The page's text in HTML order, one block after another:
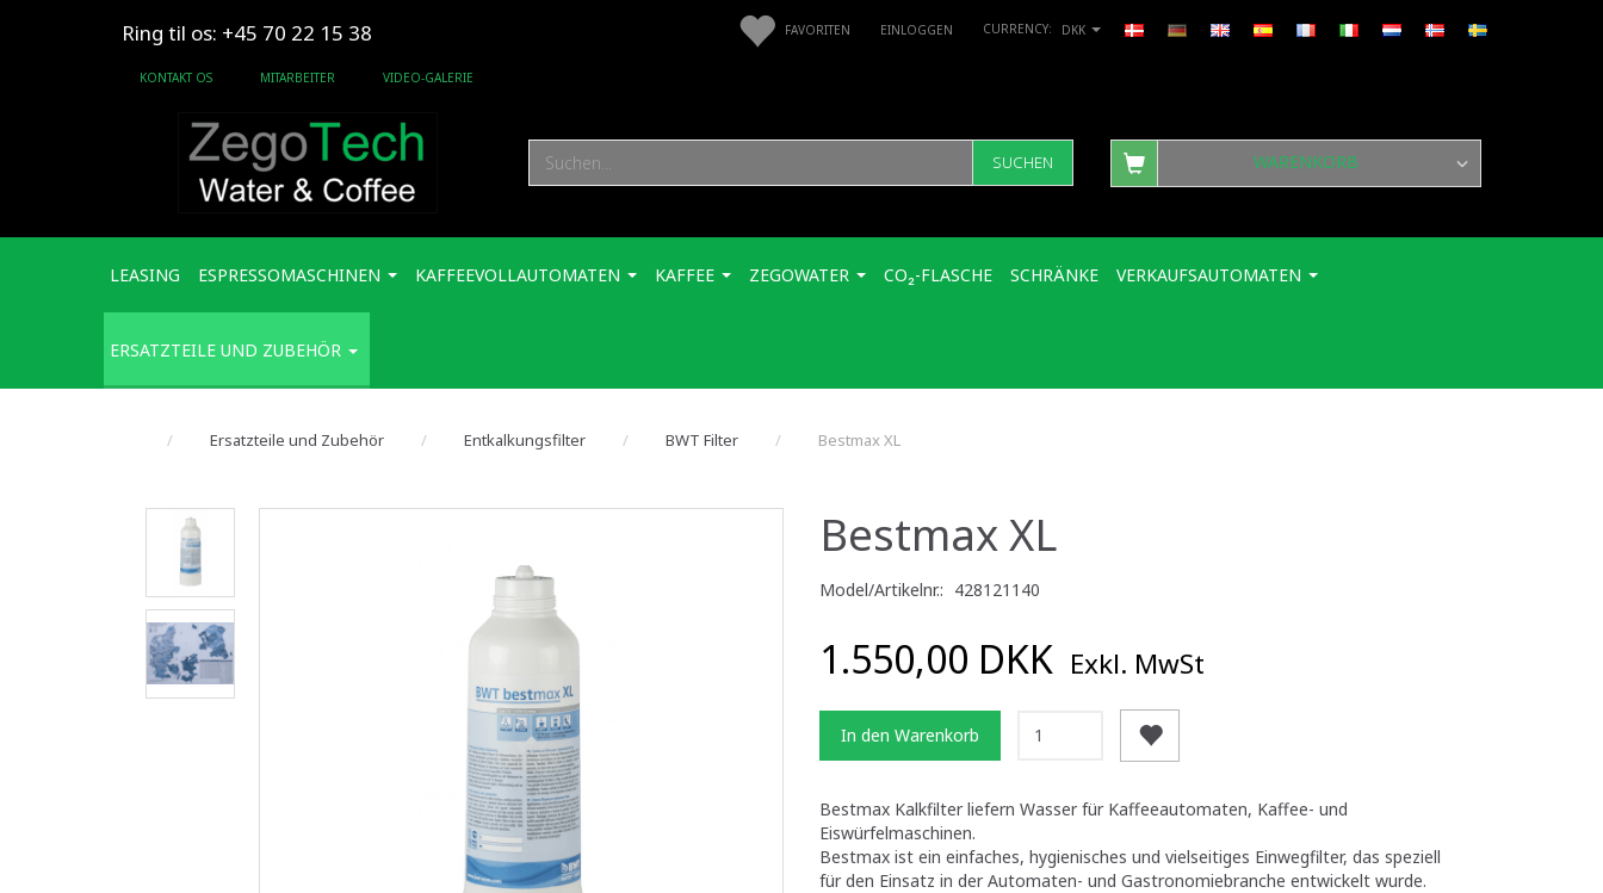
DKK
FAVORITEN EINLOGGEN
Ring til os: +45 70 22 15 38
KONTAKT OS MITARBEITER VIDEO-GALERIE
SUCHEN WARENKORB
LEASING ESPRESSOMASCHINEN KAFFEEVOLLAUTOMATEN KAFFEE ZEGOWATER CO₂-FLASCHE SCHRÄNKE VERKAUFSAUTOMATEN
ERSATZTEILE UND ZUBEHÖR
Ersatzteile und Zubehör Entkalkungsfilter BWT Filter Bestmax XL
Bestmax XL
Model/Artikelnr.: 428121140
1.550,00 DKK Exkl. MwSt
In den Warenkorb
Bestmax Kalkfilter liefern Wasser für Kaffeeautomaten, Kaffee- und
Eiswürfelmaschinen.
Bestmax ist ein einfaches, hygienisches und vielseitiges Einwegfilter, das speziell
für den Einsatz in der Automaten- und Gastronomiebranche entwickelt wurde.